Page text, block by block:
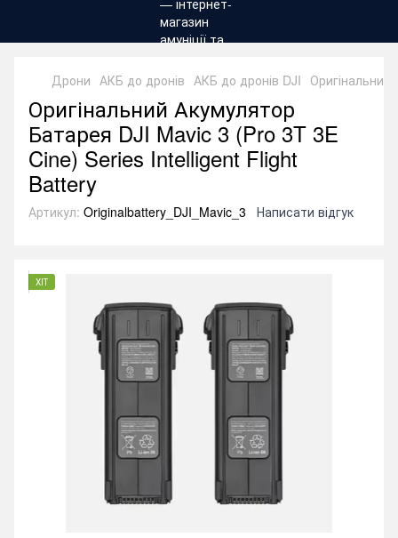
Дрони АКБ до дронів АКБ до дронів DJI
Оригінальний Акумулятор
Батарея DJI Mavic 3 (Pro 3T 3E
Cine) Series Intelligent Flight
Battery
Артикул: Originalbattery_DJI_Mavic_3 Написати відгук
ХІТ